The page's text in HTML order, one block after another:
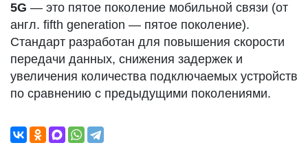
5G — это пятое поколение мобильной связи (от
англ. fifth generation — пятое поколение).
Стандарт разработан для повышения скорости
передачи данных, снижения задержек и
увеличения количества подключаемых устройств
по сравнению с предыдущими поколениями.